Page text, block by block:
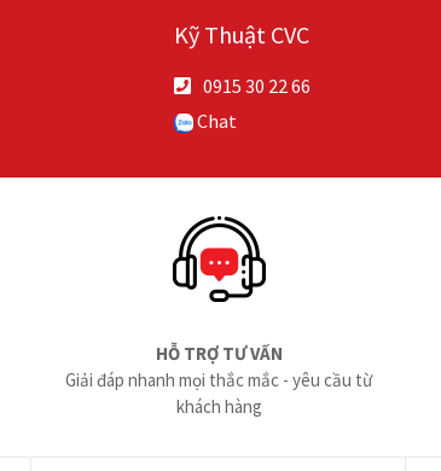
Kỹ Thuật CVC
0915 30 22 66
Chat
HỖ TRỢ TƯ VẤN
Giải đáp nhanh mọi thắc mắc - yêu cầu từ
khách hàng